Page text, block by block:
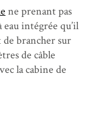
ne prenant pas
eau intégrée qu’il
brancher sur
de câble
la cabine de